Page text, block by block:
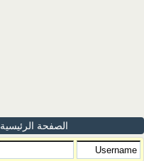
الصفحة الرئيسية